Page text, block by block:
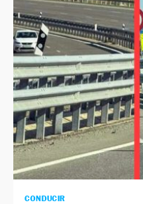
NEWSLETTER
SÍGUENOS
CONDUCIR